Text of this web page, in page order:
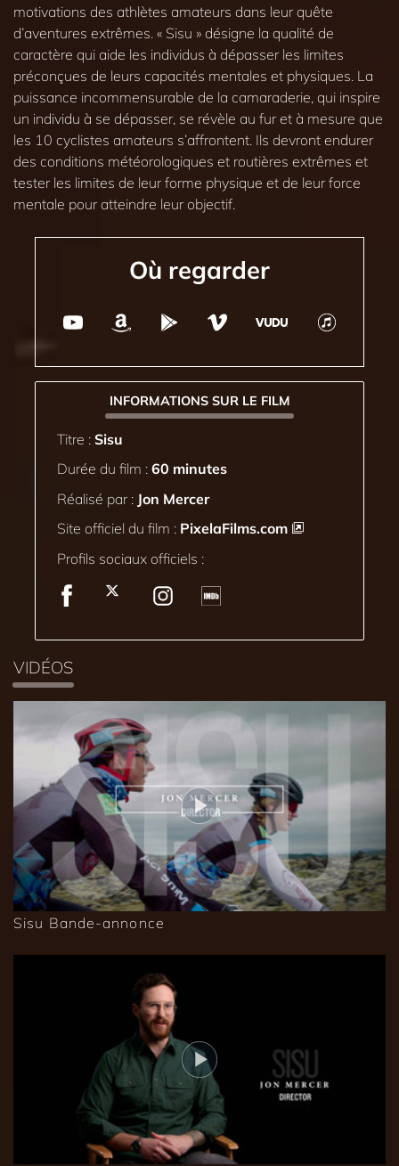
motivations des athlètes amateurs dans leur quête
d’aventures extrêmes. « Sisu » désigne la qualité de
caractère qui aide les individus à dépasser les limites
préconçues de leurs capacités mentales et physiques. La
puissance incommensurable de la camaraderie, qui inspire
un individu à se dépasser, se révèle au fur et à mesure que
les 10 cyclistes amateurs s’affrontent. Ils devront endurer
des conditions météorologiques et routières extrêmes et
tester les limites de leur forme physique et de leur force
mentale pour atteindre leur objectif.
Où regarder
INFORMATIONS SUR LE FILM
Titre : Sisu
Durée du film : 60 minutes
Réalisé par : Jon Mercer
Site officiel du film : PixelaFilms.com
Profils sociaux officiels :
VIDÉOS
Sisu Bande-annonce